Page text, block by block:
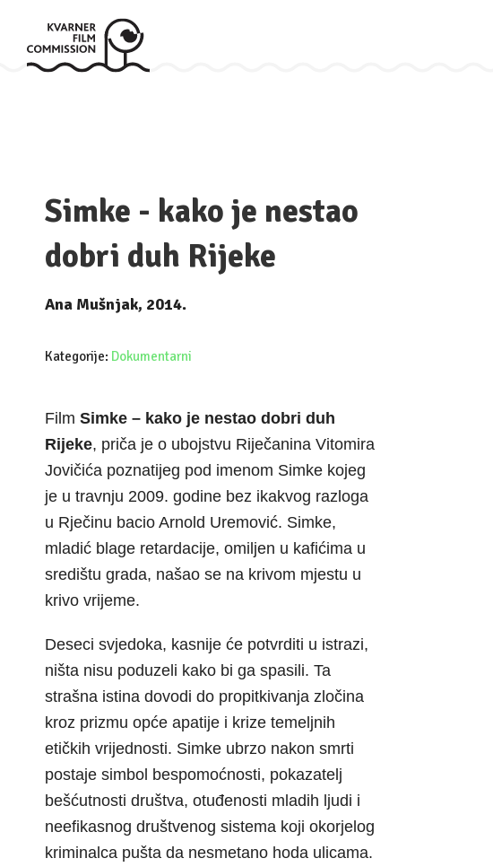
Simke - kako je nestao
dobri duh Rijeke
Ana Mušnjak, 2014.
Kategorije: Dokumentarni
Film Simke – kako je nestao dobri duh
Rijeke, priča je o ubojstvu Riječanina Vitomira
Jovičića poznatijeg pod imenom Simke kojeg
je u travnju 2009. godine bez ikakvog razloga
u Rječinu bacio Arnold Uremović. Simke,
mladić blage retardacije, omiljen u kafićima u
središtu grada, našao se na krivom mjestu u
krivo vrijeme.
Deseci svjedoka, kasnije će potvrditi u istrazi,
ništa nisu poduzeli kako bi ga spasili. Ta
strašna istina dovodi do propitkivanja zločina
kroz prizmu opće apatije i krize temeljnih
etičkih vrijednosti. Simke ubrzo nakon smrti
postaje simbol bespomoćnosti, pokazatelj
bešćutnosti društva, otuđenosti mladih ljudi i
neefikasnog društvenog sistema koji okorjelog
kriminalca pušta da nesmetano hoda ulicama.